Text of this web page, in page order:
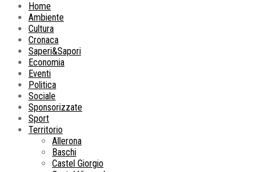
Home
Ambiente
Cultura
Cronaca
Saperi&Sapori
Economia
Eventi
Politica
Sociale
Sponsorizzate
Sport
Territorio
Allerona
Baschi
Castel Giorgio